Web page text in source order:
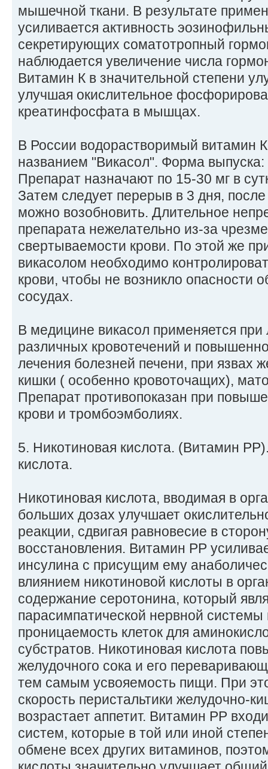
мышечной ткани. В результате
усиливается активность
секретирующих соматотропный
наблюдается увеличение числа
Витамин К в значительной степени
улучшая окислительное
креатинфосфата в мышцах.
В России водорастворимый витамин
названием "Викасол". Форма выпуска:
Препарат назначают по 15-30 мг в
Затем следует перерыв в 3 дня,
можно возобновить. Длительное
препарата нежелательно из-за
свертываемости крови. По этой же
викасолом необходимо
крови, чтобы не возникло опасности
сосудах.
В медицине викасол применяется
различных кровотечений и
лечения болезней печени, при язвах
кишки ( особенно кровоточащих),
Препарат противопоказан при
крови и тромбоэмболиях.
5. Никотиновая кислота. (Витамин
кислота.
Никотиновая кислота, вводимая в
больших дозах улучшает
реакции, сдвигая равновесие в
восстановления. Витамин РР
инсулина с присущим ему
влиянием никотиновой кислоты в
содержание серотонина, который
парасимпатической нервной
проницаемость клеток для
субстратов. Никотиновая кислота
желудочного сока и его
тем самым усвояемость пищи. При
скорость перистальтики желудочно-
возрастает аппетит. Витамин РР
систем, которые в той или иной
обмене всех других витаминов,